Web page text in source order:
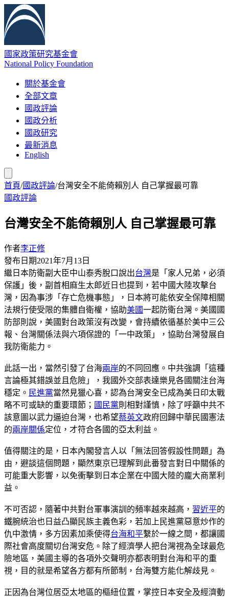
國家政策研究基金會
National Policy Foundation
關於基金會
全部文章
國政評論
國政分析
國政研究
最新消息
English
首頁/國政評論/台灣安全不能倚賴別人 自己掌握最可靠
國政評論
台灣安全不能倚賴別人 自己掌握最可靠
作者李正修
發布日期2021年7月13日
繼日本防衛副大臣中山泰秀脫口說出台灣是「家人兄弟，必須
保護」後，副首相麻生太郎近日也提到，若中國大陸攻擊台
灣，因為事涉「存亡危機事態」，日本將可能依安全保障相關
法規行使受限的集體自衛權，協助美國一起防衛台灣。美國國
防部則說，美國對台政策沒有改變，會持續依循基於美中三公
報、台灣關係法與六項保證的「一中政策」，協助台灣發展自
我防衛能力。
此話一出，當然引發了台海兩岸的不同回應。中共強調「這種
言論極其錯誤並且危險」，我國外交部表達樂見各國關注台海
穩定。 民進黨當然見獵心喜，認為台灣安全已成為美日印太戰
略不可或缺的重要環節； 國民黨則相對謹慎，除了呼籲中共不
該意圖以武力逼迫台灣，也希望蔡英文政府回歸中華民國憲法
的兩岸關係定位，才符合各國的亞太利益。
值得關注的是，日本內閣發言人以「無法回答假設性問題」為
由，避談這個問題，顯然東京已理解到此番發言對日中關係的
可能重大影響，以免衝擊到日本企業在中國大陸的龐大商業利
益。
不可否認，隨著中共對台軍事演訓的頻率越來越高， 習近平的
鐵腕統治也日益凸顯民族主義色彩，若加上民進黨惡意炒作的
仇中激情，多方因素加乘使得台海和平繫於一線之間，都讓國
際社會高度關切台灣安危。除了經濟學人把台灣視為全球最危
險地區，美國主導的各項外交聲明亦都表明對台海和平的重
視，目的就是希望各方都有所節制，台海雙方能化解歧見。
正因為台灣位居亞太地區的樞紐位置，掌控日本安全及經濟動